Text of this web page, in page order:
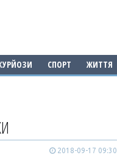
СПОРТ ЖИТТЯ
2018-09-17 09:30